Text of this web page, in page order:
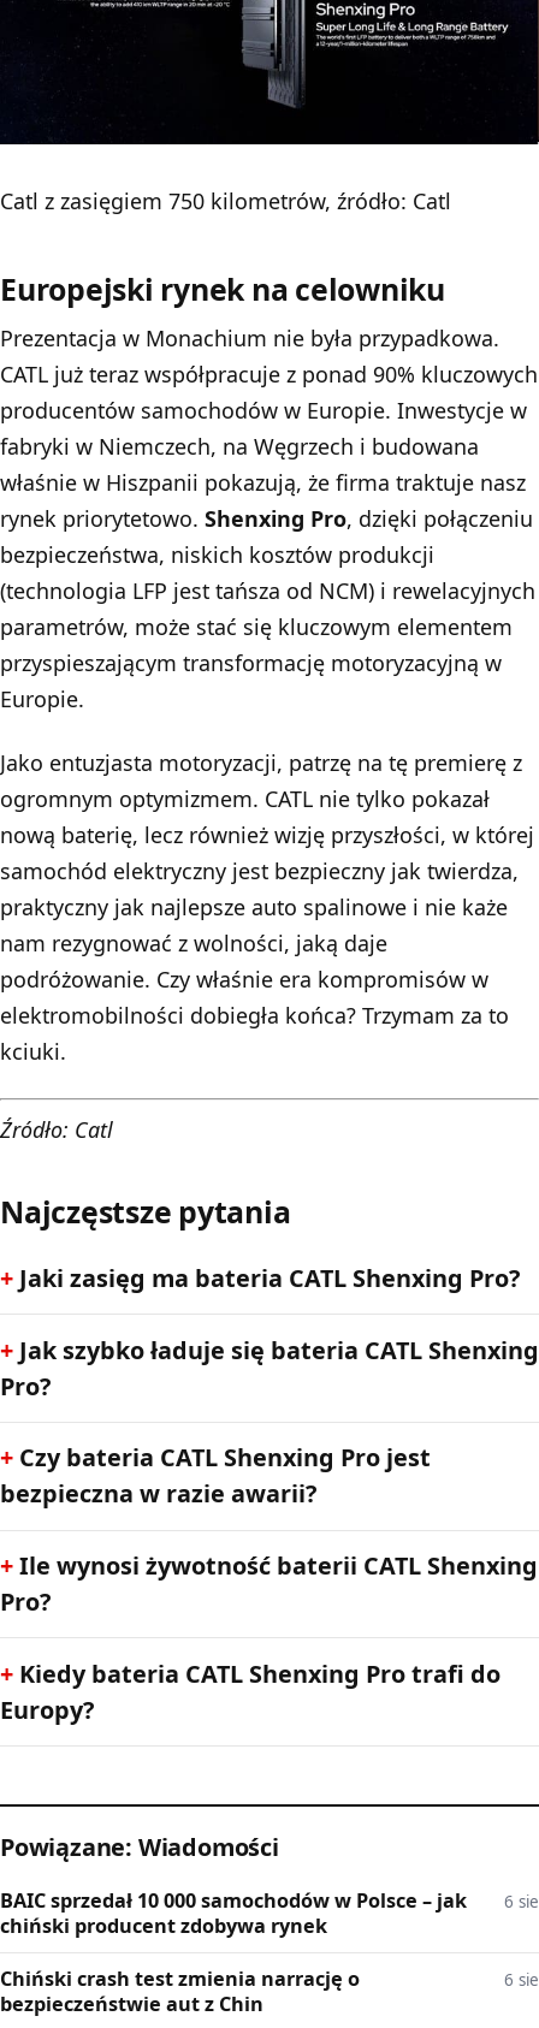
Catl z zasięgiem 750 kilometrów, źródło: Catl
Europejski rynek na celowniku
Prezentacja w Monachium nie była przypadkowa.
CATL już teraz współpracuje z ponad 90% kluczowych
producentów samochodów w Europie. Inwestycje w
fabryki w Niemczech, na Węgrzech i budowana
właśnie w Hiszpanii pokazują, że firma traktuje nasz
rynek priorytetowo. Shenxing Pro, dzięki połączeniu
bezpieczeństwa, niskich kosztów produkcji
(technologia LFP jest tańsza od NCM) i rewelacyjnych
parametrów, może stać się kluczowym elementem
przyspieszającym transformację motoryzacyjną w
Europie.
Jako entuzjasta motoryzacji, patrzę na tę premierę z
ogromnym optymizmem. CATL nie tylko pokazał
nową baterię, lecz również wizję przyszłości, w której
samochód elektryczny jest bezpieczny jak twierdza,
praktyczny jak najlepsze auto spalinowe i nie każe
nam rezygnować z wolności, jaką daje
podróżowanie. Czy właśnie era kompromisów w
elektromobilności dobiegła końca? Trzymam za to
kciuki.
Źródło: Catl
Najczęstsze pytania
Jaki zasięg ma bateria CATL Shenxing Pro?
Jak szybko ładuje się bateria CATL Shenxing
Pro?
Czy bateria CATL Shenxing Pro jest
bezpieczna w razie awarii?
Ile wynosi żywotność baterii CATL Shenxing
Pro?
Kiedy bateria CATL Shenxing Pro trafi do
Europy?
Powiązane: Wiadomości
BAIC sprzedał 10 000 samochodów w Polsce – jak
chiński producent zdobywa rynek
6 sie
Chiński crash test zmienia narrację o
bezpieczeństwie aut z Chin
6 sie